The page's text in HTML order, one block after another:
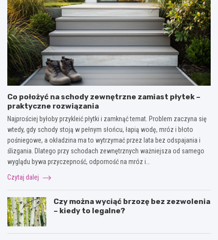
Co położyć na schody zewnętrzne zamiast płytek –
praktyczne rozwiązania
Najprościej byłoby przykleić płytki i zamknąć temat. Problem zaczyna się
wtedy, gdy schody stoją w pełnym słońcu, łapią wodę, mróz i błoto
pośniegowe, a okładzina ma to wytrzymać przez lata bez odspajania i
ślizgania. Dlatego przy schodach zewnętrznych ważniejsza od samego
wyglądu bywa przyczepność, odporność na mróz i…
Czytaj dalej
Czy można wyciąć brzozę bez zezwolenia
– kiedy to legalne?